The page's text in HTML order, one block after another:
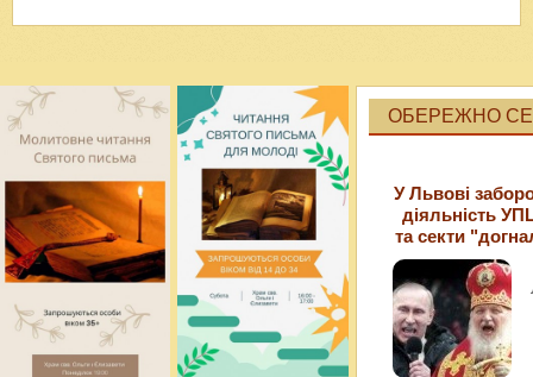
ОБЕРЕЖНО
У Львові
діяльність
та секти